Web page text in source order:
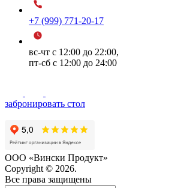
+7 (999) 771-20-17
вс-чт с 12:00 до 22:00,
пт-сб с 12:00 до 24:00
забронировать стол
ООО «Вински Продукт»
Copyright © 2026.
Все права защищены